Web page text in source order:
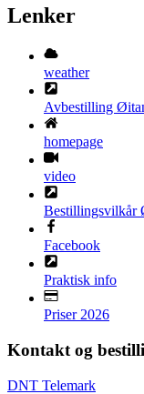
Lenker
weather
Avbestilling
homepage
video
Bestillingsvilkår
Facebook
Praktisk info
Priser 2026
Kontakt og
DNT Telemark